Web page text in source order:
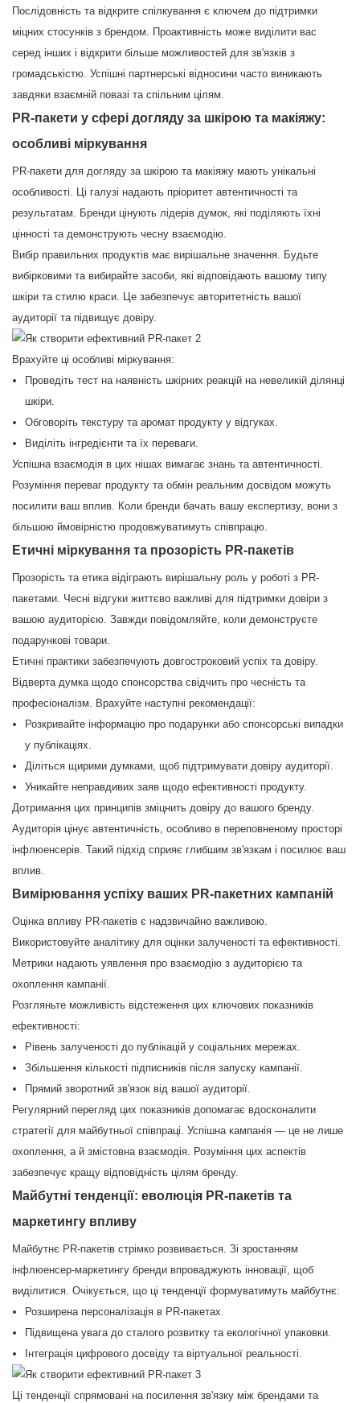
Послідовність та відкрите спілкування є ключем до підтримки
міцних стосунків з брендом. Проактивність може виділити вас
серед інших і відкрити більше можливостей для зв'язків з
громадськістю. Успішні партнерські відносини часто виникають
завдяки взаємній повазі та спільним цілям.
PR-пакети у сфері догляду за шкірою та макіяжу:
особливі міркування
PR-пакети для догляду за шкірою та макіяжу мають унікальні
особливості. Ці галузі надають пріоритет автентичності та
результатам. Бренди цінують лідерів думок, які поділяють їхні
цінності та демонструють чесну взаємодію.
Вибір правильних продуктів має вирішальне значення. Будьте
вибірковими та вибирайте засоби, які відповідають вашому типу
шкіри та стилю краси. Це забезпечує авторитетність вашої
аудиторії та підвищує довіру.
Врахуйте ці особливі міркування:
Проведіть тест на наявність шкірних реакцій на невеликій ділянці
шкіри.
Обговоріть текстуру та аромат продукту у відгуках.
Виділіть інгредієнти та їх переваги.
Успішна взаємодія в цих нішах вимагає знань та автентичності.
Розуміння переваг продукту та обмін реальним досвідом можуть
посилити ваш вплив. Коли бренди бачать вашу експертизу, вони з
більшою ймовірністю продовжуватимуть співпрацю.
Етичні міркування та прозорість PR-пакетів
Прозорість та етика відіграють вирішальну роль у роботі з PR-
пакетами. Чесні відгуки життєво важливі для підтримки довіри з
вашою аудиторією. Завжди повідомляйте, коли демонструєте
подарункові товари.
Етичні практики забезпечують довгостроковий успіх та довіру.
Відверта думка щодо спонсорства свідчить про чесність та
професіоналізм. Врахуйте наступні рекомендації:
Розкривайте інформацію про подарунки або спонсорські випадки
у публікаціях.
Діліться щирими думками, щоб підтримувати довіру аудиторії.
Уникайте неправдивих заяв щодо ефективності продукту.
Дотримання цих принципів зміцнить довіру до вашого бренду.
Аудиторія цінує автентичність, особливо в переповненому просторі
інфлюенсерів. Такий підхід сприяє глибшим зв'язкам і посилює ваш
вплив.
Вимірювання успіху ваших PR-пакетних кампаній
Оцінка впливу PR-пакетів є надзвичайно важливою.
Використовуйте аналітику для оцінки залученості та ефективності.
Метрики надають уявлення про взаємодію з аудиторією та
охоплення кампанії.
Розгляньте можливість відстеження цих ключових показників
ефективності:
Рівень залученості до публікацій у соціальних мережах.
Збільшення кількості підписників після запуску кампанії.
Прямий зворотний зв'язок від вашої аудиторії.
Регулярний перегляд цих показників допомагає вдосконалити
стратегії для майбутньої співпраці. Успішна кампанія — це не лише
охоплення, а й змістовна взаємодія. Розуміння цих аспектів
забезпечує кращу відповідність цілям бренду.
Майбутні тенденції: еволюція PR-пакетів та
маркетингу впливу
Майбутнє PR-пакетів стрімко розвивається. Зі зростанням
інфлюенсер-маркетингу бренди впроваджують інновації, щоб
виділитися. Очікується, що ці тенденції формуватимуть майбутнє:
Розширена персоналізація в PR-пакетах.
Підвищена увага до сталого розвитку та екологічної упаковки.
Інтеграція цифрового досвіду та віртуальної реальності.
Ці тенденції спрямовані на посилення зв'язку між брендами та